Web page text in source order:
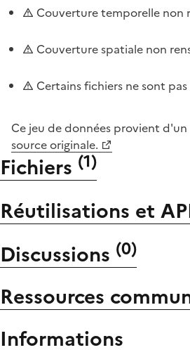
Couverture temporelle non
Couverture spatiale non
Certains fichiers ne sont
Ce jeu de données provient
source originale.
Fichiers (1)
Réutilisations et
Discussions (0)
Ressources
Informations